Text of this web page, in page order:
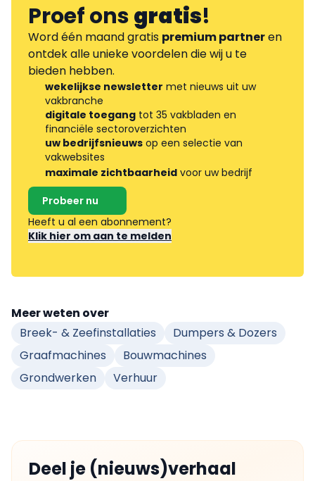
Proef onsgratis!
Word één maand gratis premium partneren
ontdek alle unieke voordelen die wij u te
bieden hebben.
wekelijkse newsletter met nieuws uit uw
vakbranche
digitale toegang tot 35 vakbladen en
financiële sectoroverzichten
uw bedrijfsnieuws op een selectie van
vakwebsites
maximale zichtbaarheid voor uw bedrijf
Probeer nu
Heeft u al een abonnement?
Klik hier om aan te melden
Meer weten over
Breek- & Zeefinstallaties
Dumpers & Dozers
Graafmachines
Bouwmachines
Grondwerken
Verhuur
Deel je (nieuws)verhaal